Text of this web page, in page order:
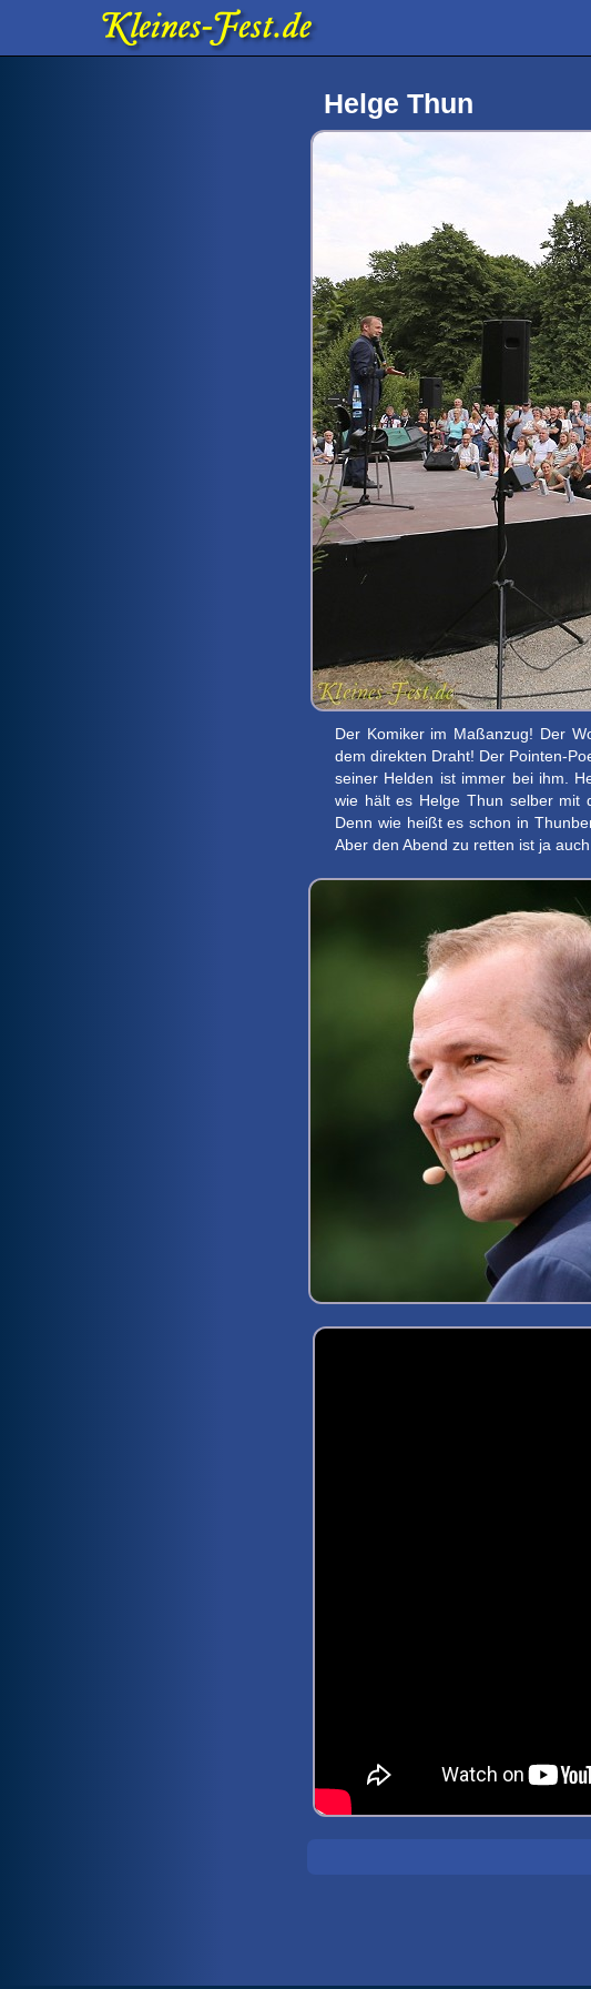
Helge Thun
Der Komiker im Maßanzug! Der
dem direkten Draht! Der Pointen-
seiner Helden ist immer bei ihm.
wie hält es Helge Thun selber mit
Denn wie heißt es schon in
Aber den Abend zu retten ist ja